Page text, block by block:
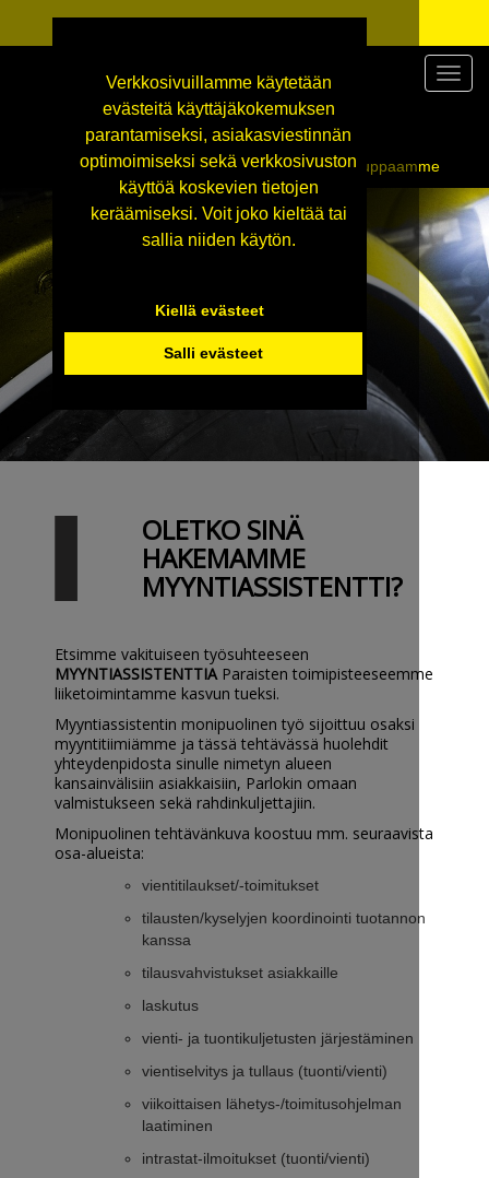
Verkkosivuillamme käytetään
evästeitä käyttäjäkokemuksen
parantamiseksi, asiakasviestinnän
optimoimiseksi sekä verkkosivuston
käyttöä koskevien tietojen
keräämiseksi. Voit joko kieltää tai
sallia niiden käytön.
Kiellä evästeet
Salli evästeet
Siirry tekniseen tukkukauppaamme
OLETKO SINÄ
HAKEMAMME
MYYNTIASSISTENTTI?
Etsimme vakituiseen työsuhteeseen
MYYNTIASSISTENTTIAParaisten toimipisteeseemme
liiketoimintamme kasvun tueksi.
Myyntiassistentin monipuolinen työ sijoittuu osaksi
myyntitiimiämme ja tässä tehtävässä huolehdit
yhteydenpidosta sinulle nimetyn alueen
kansainvälisiin asiakkaisiin, Parlokin omaan
valmistukseen sekä rahdinkuljettajiin.
Monipuolinen tehtävänkuva koostuu mm. seuraavista
osa-alueista:
vientitilaukset/-toimitukset
tilausten/kyselyjen koordinointi tuotannon
kanssa
tilausvahvistukset asiakkaille
laskutus
vienti- ja tuontikuljetusten järjestäminen
vientiselvitys ja tullaus (tuonti/vienti)
viikoittaisen lähetys-/toimitusohjelman
laatiminen
intrastat-ilmoitukset (tuonti/vienti)